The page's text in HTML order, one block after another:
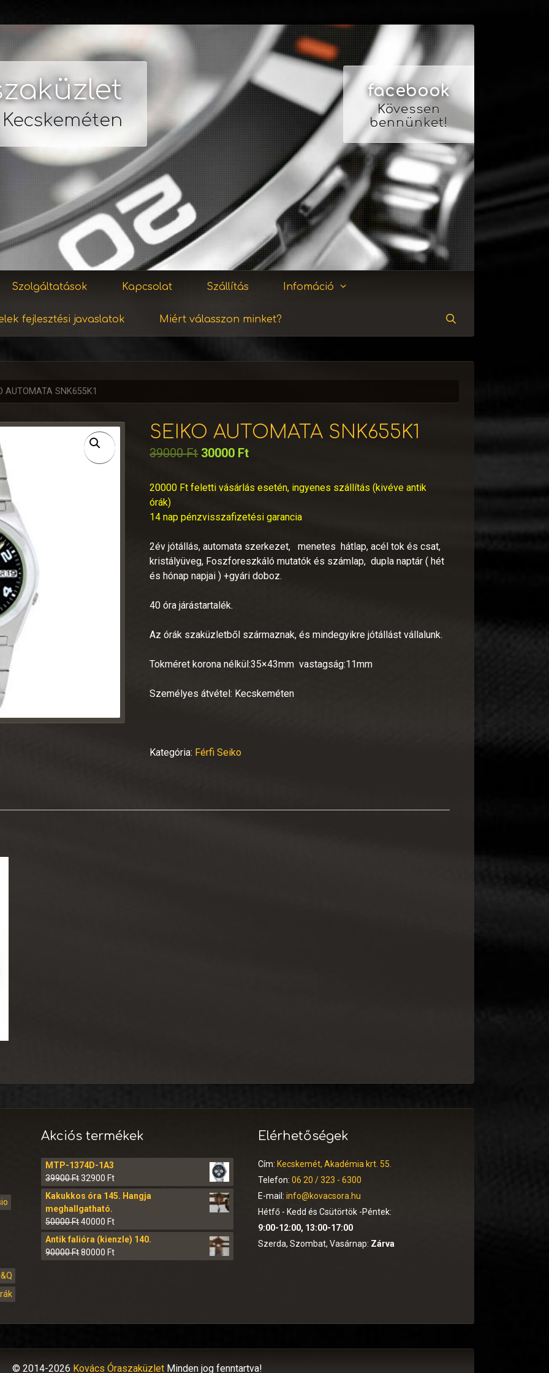
facebook
Kövessen
bennünket!
Szolgáltatások Kapcsolat Szállítás Infomáció
fejlesztési javaslatok Miért válasszon minket?
AUTOMATA SNK655K1
SEIKO AUTOMATA SNK655K1
39000Ft 30000 Ft
20000 Ft feletti vásárlás esetén, ingyenes szállítás (kivéve antik
órák)
14 nap pénzvisszafizetési garancia
2év jótállás, automata szerkezet, menetes hátlap, acél tok és csat,
kristályüveg, Foszforeszkáló mutatók és számlap, dupla naptár ( hét
és hónap napjai ) +gyári doboz.
40 óra járástartalék.
Az órák szaküzletből származnak, és mindegyikre jótállást vállalunk.
Tokméret korona nélkül:35×43mm vastagság:11mm
Személyes átvétel: Kecskeméten
Kategória: Férfi Seiko
Akciós termékek
MTP-1374D-1A3
39900Ft32900 Ft
Kakukkos óra 145. Hangja
meghallgatható.
50000Ft40000 Ft
Antik falióra (kienzle) 140.
90000Ft80000 Ft
Elérhetőségek
Cím: Kecskemét, Akadémia krt. 55.
Telefon: 06 20 / 323 - 6300
E-mail: info@kovacsora.hu
Hétfő - Kedd és Csütörtök -Péntek:
9:00-12:00, 13:00-17:00
Szerda, Szombat, Vasárnap: Zárva
© 2014-2026 Kovács Óraszaküzlet Minden jog fenntartva!